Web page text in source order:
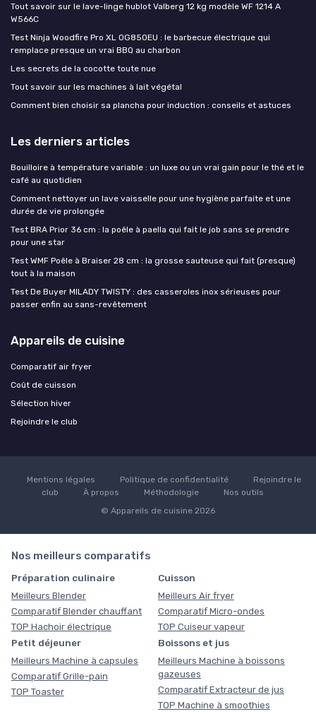
Tout savoir sur le lave-linge hublot Valberg 12 kg modèle WF 1214 A
W566C
Test Ninja Woodfire Pro XL OG850EU : le barbecue électrique qui
remplace presque un vrai BBQ au charbon
Les secrets de la cocotte toute nue
Tout savoir sur les machines à lait végétal
Comment bien choisir sa plancha pour induction : conseils et astuces
Les derniers articles
Bouilloire à température variable : un luxe ou un vrai gain pour le thé et le
café au quotidien
Comment nettoyer un lave vaisselle pour une hygiène parfaite et une
durée de vie prolongée
Test BRA Prior 36 cm : la poêle à paella qui fait le job sans se prendre
pour une star
Test WMF Poêle à Braiser 28 cm : la grosse sauteuse qui fait (presque)
tout à la maison
Test De Buyer MILADY TWISTY : des casseroles inox sérieuses pour
passer enfin au sans-revêtement
Appareils de cuisine
Comparatif air fryer
Coût de cuisson
Sélection hiver
Rejoindre le club
Mentions légales Politique de confidentialité
Rejoindre le
club
À propos Méthodologie
Nos outils
© Appareils de cuisine 2026
Nos meilleurs comparatifs
Préparation culinaire
Meilleurs Blender
Comparatif Blender chauffant
TOP Hachoir électrique
Cuisson
Meilleurs Air fryer
Comparatif Micro-ondes
TOP Cuiseur vapeur
Petit déjeuner
Meilleurs Machine à capsules
Comparatif Grille-pain
TOP Toaster
Boissons et jus
Meilleurs Machine à boissons
gazeuses
Comparatif Extracteur de jus
TOP Machine à smoothies